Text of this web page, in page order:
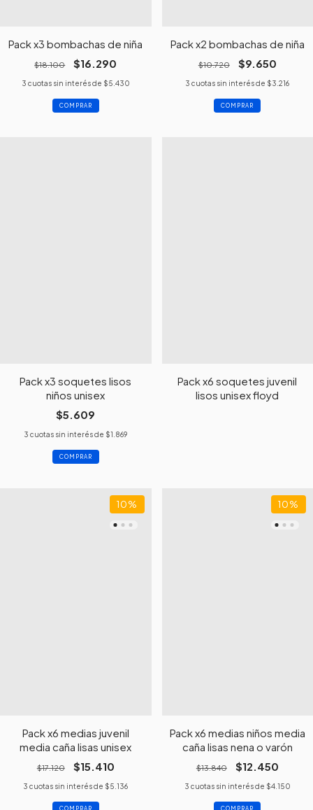
Pack x3 bombachas de niña
$18.100 $16.290
3 cuotas sin interés de $5.430
COMPRAR
Pack x2 bombachas de niña
$10.720 $9.650
3 cuotas sin interés de $3.216
COMPRAR
Pack x3 soquetes lisos
niños unisex
$5.609
3 cuotas sin interés de $1.869
COMPRAR
Pack x6 soquetes juvenil
lisos unisex floyd
10%
Pack x6 medias juvenil
media caña lisas unisex
$17.120 $15.410
3 cuotas sin interés de $5.136
COMPRAR
10%
Pack x6 medias niños media
caña lisas nena o varón
$13.840 $12.450
3 cuotas sin interés de $4.150
COMPRAR